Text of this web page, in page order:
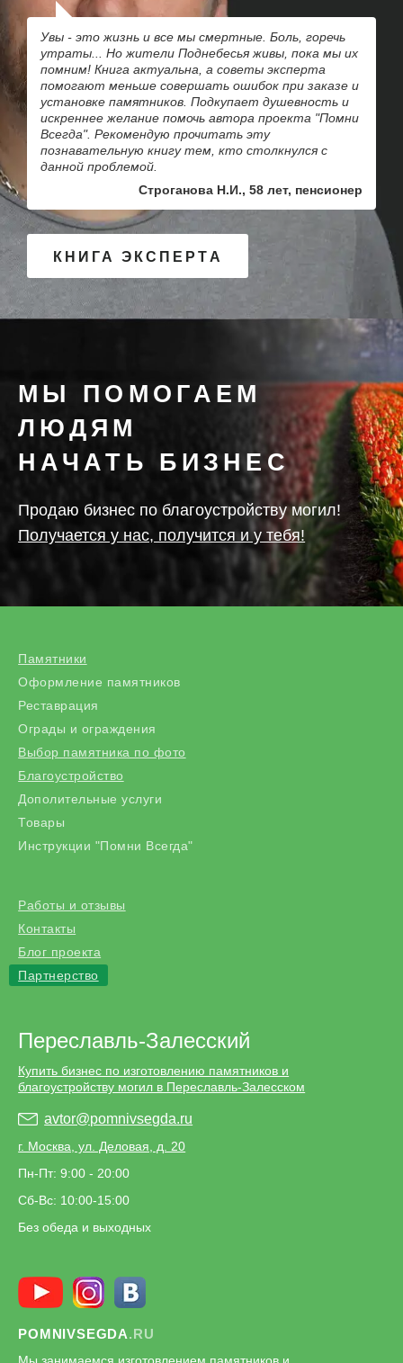
Увы - это жизнь и все мы смертные. Боль, горечь
утраты... Но жители Поднебесья живы, пока мы их
помним! Книга актуальна, а советы эксперта
помогают меньше совершать ошибок при заказе и
установке памятников. Подкупает душевность и
искреннее желание помочь автора проекта "Помни
Всегда". Рекомендую прочитать эту
познавательную книгу тем, кто столкнулся с
данной проблемой.
Строганова Н.И., 58 лет, пенсионер
КНИГА ЭКСПЕРТА
МЫ ПОМОГАЕМ
ЛЮДЯМ
НАЧАТЬ БИЗНЕС
Продаю бизнес по благоустройству могил!
Получается у нас, получится и у тебя!
Памятники
Оформление памятников
Реставрация
Ограды и ограждения
Выбор памятника по фото
Благоустройство
Дополительные услуги
Товары
Инструкции "Помни Всегда"
Работы и отзывы
Контакты
Блог проекта
Партнерство
Переславль-Залесский
Купить бизнес по изготовлению памятников и
благоустройству могил в Переславль-Залесском
avtor@pomnivsegda.ru
г. Москва, ул. Деловая, д. 20
Пн-Пт: 9:00 - 20:00
Сб-Вс: 10:00-15:00
Без обеда и выходных
POMNIVSEGDA.RU